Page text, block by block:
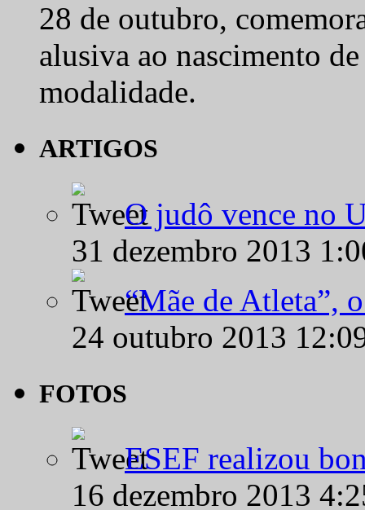
28 de outubro,
alusiva ao nascimento
modalidade.
ARTIGOS
O judô vence no
31 dezembro 2013
“Mãe de Atleta”,
24 outubro 2013
FOTOS
ESEF realizou
16 dezembro 2013